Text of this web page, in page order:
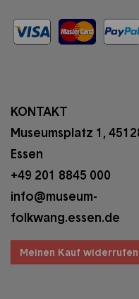
KONTAKT
Museumsplatz 1,
Essen
+49 201 8845 000
info@museum-
folkwang.essen.de
Meinen Kauf widerrufen